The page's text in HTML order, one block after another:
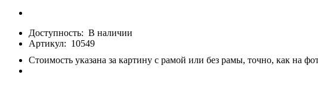
Доступность: В наличии
Артикул: 10549
Стоимость указана за картину с рамой или без рамы, точно, как на